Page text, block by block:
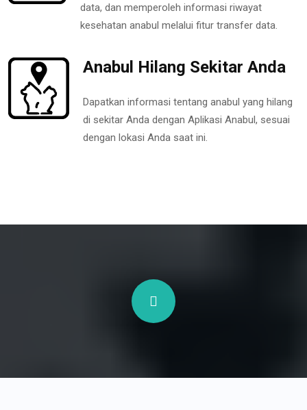
data, dan memperoleh informasi riwayat
kesehatan anabul melalui fitur transfer data.
Anabul Hilang Sekitar Anda
Dapatkan informasi tentang anabul yang hilang
di sekitar Anda dengan Aplikasi Anabul, sesuai
dengan lokasi Anda saat ini.